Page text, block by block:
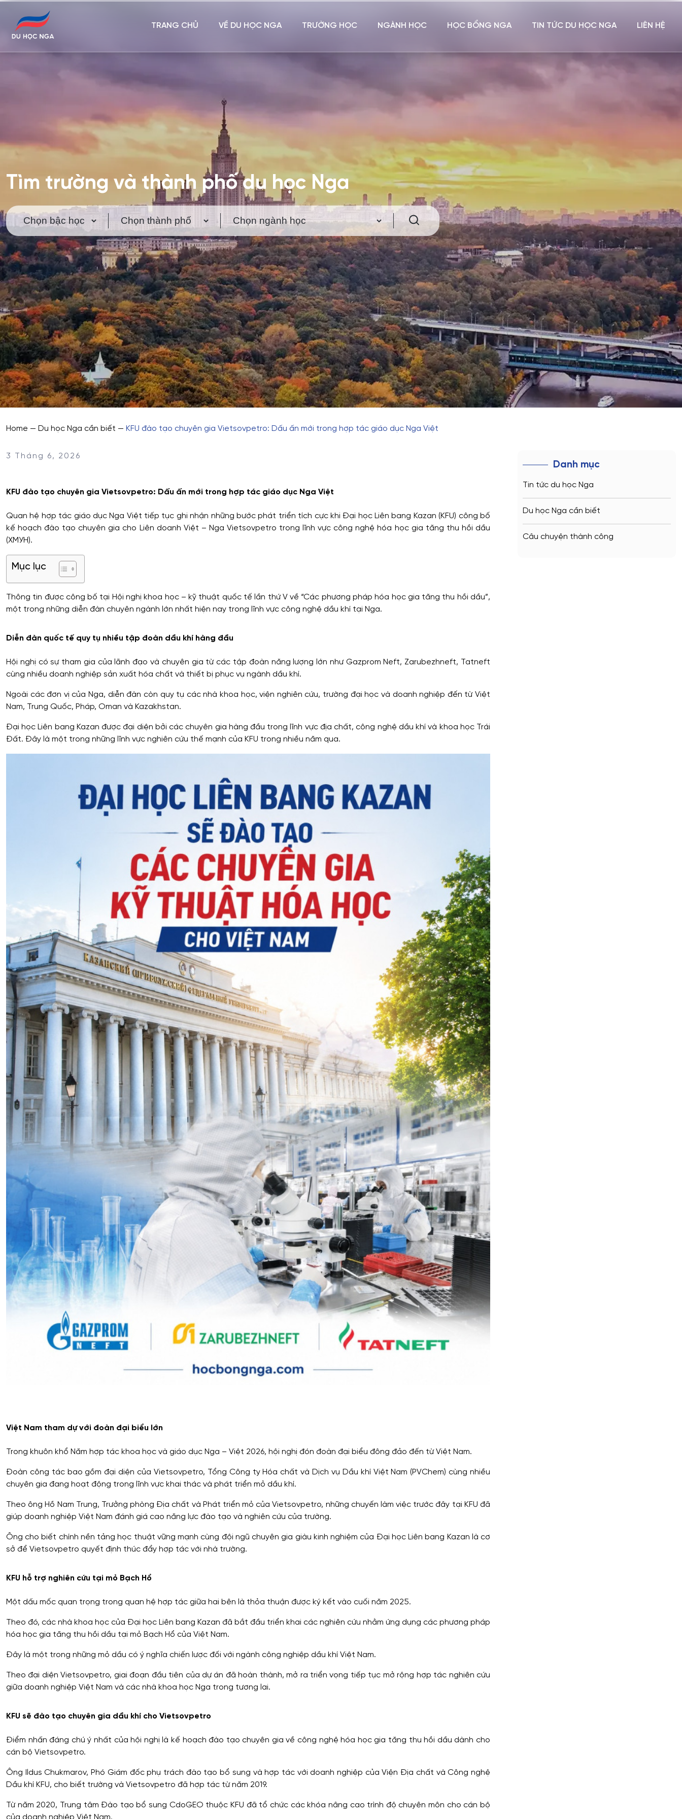
TRANG CHỦ VỀ DU HỌC NGA TRƯỜNG HỌC NGÀNH HỌC HỌC BỔNG NGA TIN TỨC DU HỌC NGA LIÊN HỆ
Tìm trường và thành phố du học Nga
Home — Du học Nga cần biết — KFU đào tạo chuyên gia Vietsovpetro: Dấu ấn mới trong hợp tác giáo dục Nga Việt
3 Tháng 6, 2026
KFU đào tạo chuyên gia Vietsovpetro: Dấu ấn mới trong hợp tác giáo dục Nga Việt
Quan hệ hợp tác giáo dục Nga Việt tiếp tục ghi nhận những bước phát triển tích cực khi Đại học Liên bang Kazan (KFU) công bố
kế hoạch đào tạo chuyên gia cho Liên doanh Việt – Nga Vietsovpetro trong lĩnh vực công nghệ hóa học gia tăng thu hồi dầu
(ХМУН).
Mục lục
Thông tin được công bố tại Hội nghị khoa học – kỹ thuật quốc tế lần thứ V về “Các phương pháp hóa học gia tăng thu hồi dầu”,
một trong những diễn đàn chuyên ngành lớn nhất hiện nay trong lĩnh vực công nghệ dầu khí tại Nga.
Diễn đàn quốc tế quy tụ nhiều tập đoàn dầu khí hàng đầu
Hội nghị có sự tham gia của lãnh đạo và chuyên gia từ các tập đoàn năng lượng lớn như Gazprom Neft, Zarubezhneft, Tatneft
cùng nhiều doanh nghiệp sản xuất hóa chất và thiết bị phục vụ ngành dầu khí.
Ngoài các đơn vị của Nga, diễn đàn còn quy tụ các nhà khoa học, viện nghiên cứu, trường đại học và doanh nghiệp đến từ Việt
Nam, Trung Quốc, Pháp, Oman và Kazakhstan.
Đại học Liên bang Kazan được đại diện bởi các chuyên gia hàng đầu trong lĩnh vực địa chất, công nghệ dầu khí và khoa học Trái
Đất. Đây là một trong những lĩnh vực nghiên cứu thế mạnh của KFU trong nhiều năm qua.
Việt Nam tham dự với đoàn đại biểu lớn
Trong khuôn khổ Năm hợp tác khoa học và giáo dục Nga – Việt 2026, hội nghị đón đoàn đại biểu đông đảo đến từ Việt Nam.
Đoàn công tác bao gồm đại diện của Vietsovpetro, Tổng Công ty Hóa chất và Dịch vụ Dầu khí Việt Nam (PVChem) cùng nhiều
chuyên gia đang hoạt động trong lĩnh vực khai thác và phát triển mỏ dầu khí.
Theo ông Hồ Nam Trung, Trưởng phòng Địa chất và Phát triển mỏ của Vietsovpetro, những chuyến làm việc trước đây tại KFU đã
giúp doanh nghiệp Việt Nam đánh giá cao năng lực đào tạo và nghiên cứu của trường.
Ông cho biết chính nền tảng học thuật vững mạnh cùng đội ngũ chuyên gia giàu kinh nghiệm của Đại học Liên bang Kazan là cơ
sở để Vietsovpetro quyết định thúc đẩy hợp tác với nhà trường.
KFU hỗ trợ nghiên cứu tại mỏ Bạch Hổ
Một dấu mốc quan trọng trong quan hệ hợp tác giữa hai bên là thỏa thuận được ký kết vào cuối năm 2025.
Theo đó, các nhà khoa học của Đại học Liên bang Kazan đã bắt đầu triển khai các nghiên cứu nhằm ứng dụng các phương pháp
hóa học gia tăng thu hồi dầu tại mỏ Bạch Hổ của Việt Nam.
Đây là một trong những mỏ dầu có ý nghĩa chiến lược đối với ngành công nghiệp dầu khí Việt Nam.
Theo đại diện Vietsovpetro, giai đoạn đầu tiên của dự án đã hoàn thành, mở ra triển vọng tiếp tục mở rộng hợp tác nghiên cứu
giữa doanh nghiệp Việt Nam và các nhà khoa học Nga trong tương lai.
KFU sẽ đào tạo chuyên gia dầu khí cho Vietsovpetro
Điểm nhấn đáng chú ý nhất của hội nghị là kế hoạch đào tạo chuyên gia về công nghệ hóa học gia tăng thu hồi dầu dành cho
cán bộ Vietsovpetro.
Ông Ildus Chukmarov, Phó Giám đốc phụ trách đào tạo bổ sung và hợp tác với doanh nghiệp của Viện Địa chất và Công nghệ
Dầu khí KFU, cho biết trường và Vietsovpetro đã hợp tác từ năm 2019.
Từ năm 2020, Trung tâm Đào tạo bổ sung CdoGEO thuộc KFU đã tổ chức các khóa nâng cao trình độ chuyên môn cho cán bộ
Danh mục
Tin tức du học Nga
Du học Nga cần biết
Câu chuyện thành công